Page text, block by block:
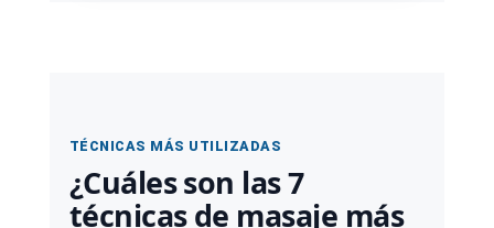
TÉCNICAS MÁS UTILIZADAS
¿Cuáles son las 7
técnicas de masaje más